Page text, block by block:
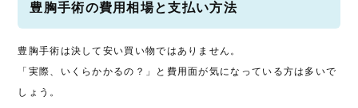
豊胸手術の費用相場と支払い方法
豊胸手術は決して安い買い物ではありません。
「実際、いくらかかるの？」と費用面が気になっている方は多いで
しょう。